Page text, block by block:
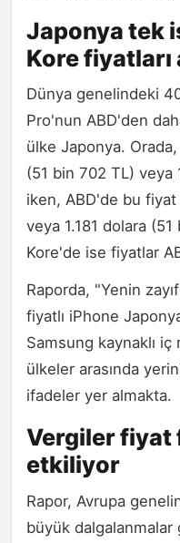
Japonya tek
Kore fiyatları
Dünya genelindeki
Pro'nun ABD'den
ülke Japonya.
(51 bin 702 TL) veya
iken, ABD'de bu
veya 1.181 dolara
Kore'de ise fiyatlar
Raporda, "Yenin
fiyatlı iPhone
Samsung kaynaklı
ülkeler arasında
ifadeler yer almakta.
Vergiler fiyat
etkiliyor
Rapor, Avrupa
büyük